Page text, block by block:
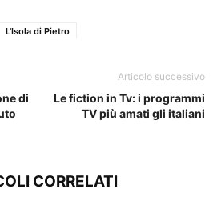
L'Isola di Pietro
di
Articolo successivo
Le fiction in Tv: i programmi
TV più amati gli italiani
CORRELATI